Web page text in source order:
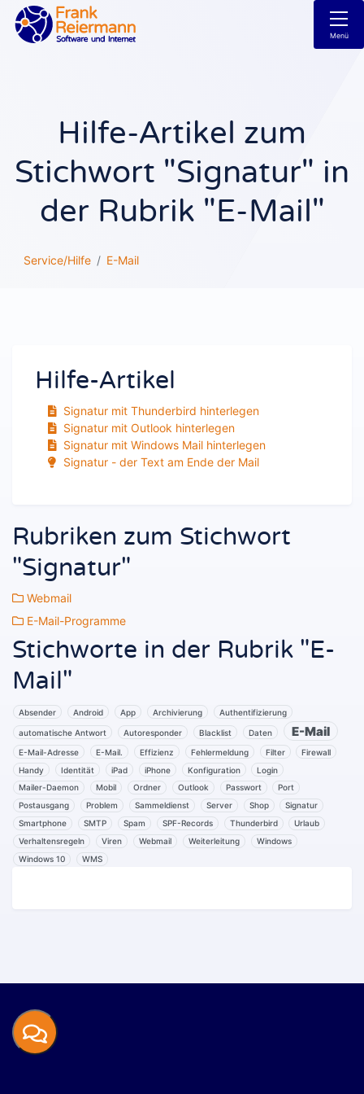
Menü
Hilfe-Artikel zum
Stichwort "Signatur" in
der Rubrik "E-Mail"
Service/Hilfe E-Mail
Hilfe-Artikel
Signatur mit Thunderbird hinterlegen
Signatur mit Outlook hinterlegen
Signatur mit Windows Mail hinterlegen
Signatur - der Text am Ende der Mail
Rubriken zum Stichwort
"Signatur"
Webmail
E-Mail-Programme
Stichworte in der Rubrik "E-
Mail"
Absender Android App Archivierung Authentifizierung
automatische Antwort Autoresponder Blacklist Daten E-Mail
E-Mail-Adresse E-Mail. Effizienz Fehlermeldung Filter
Firewall
Handy
Identität iPad iPhone Konfiguration
Login
Mailer-Daemon
Mobil Ordner Outlook Passwort
Port
Postausgang
Problem Sammeldienst Server Shop
Signatur
Smartphone
SMTP Spam SPF-Records Thunderbird
Urlaub
Verhaltensregeln
Viren Webmail Weiterleitung
Windows
Windows 10
WMS